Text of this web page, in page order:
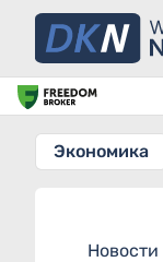
Экономика
Новости